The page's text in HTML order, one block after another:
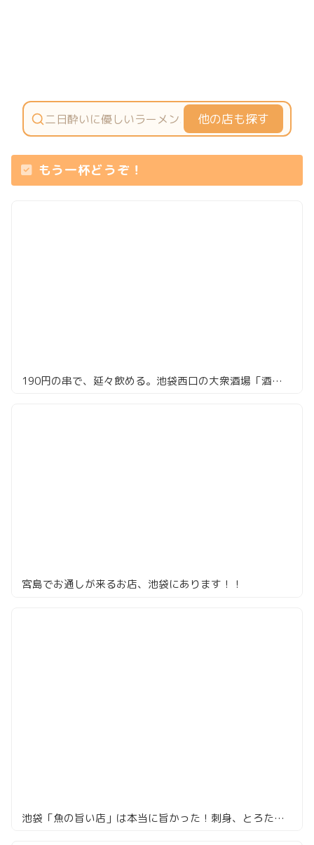
他の店も探す
もう一杯どうぞ！
190円の串で、延々飲める。池袋西口の大衆酒場「酒蔵 力」
宮島でお通しが来るお店、池袋にあります！！
池袋「魚の旨い店」は本当に旨かった！刺身、とろたく…全部絶品！